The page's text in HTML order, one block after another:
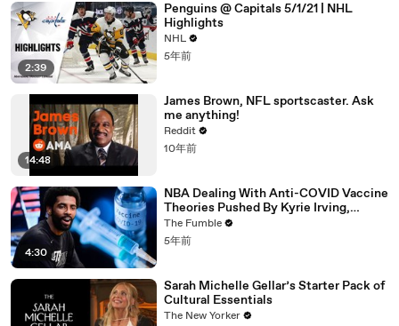
2:39
Penguins @ Capitals 5/1/21 | NHL
Highlights
NHL
5年前
14:48
James Brown, NFL sportscaster. Ask
me anything!
Reddit
10年前
4:30
NBA Dealing With Anti-COVID Vaccine
Theories Pushed By Kyrie Irving,
Jonathan Isaac & More
The Fumble
5年前
Sarah Michelle Gellar’s Starter Pack of
Cultural Essentials
The New Yorker